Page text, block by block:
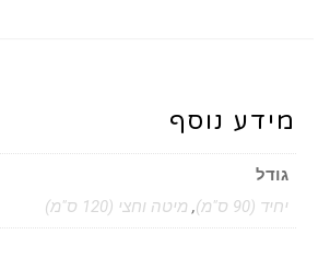
מידע נוסף
גודל
יחיד (90 ס"מ)
, מיטה וחצי (120 ס"מ)